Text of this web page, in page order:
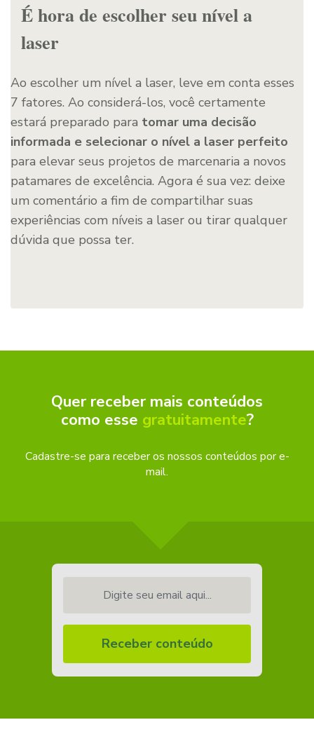
É hora de escolher seu nível a
laser
Ao escolher um nível a laser, leve em conta esses
7 fatores. Ao considerá-los, você certamente
estará preparado para tomar uma decisão
informada e selecionar o nível a laser perfeito
para elevar seus projetos de marcenaria a novos
patamares de excelência. Agora é sua vez: deixe
um comentário a fim de compartilhar suas
experiências com níveis a laser ou tirar qualquer
dúvida que possa ter.
Quer receber mais conteúdos
como esse gratuitamente?
Cadastre-se para receber os nossos conteúdos por e-
mail.
Receber conteúdo